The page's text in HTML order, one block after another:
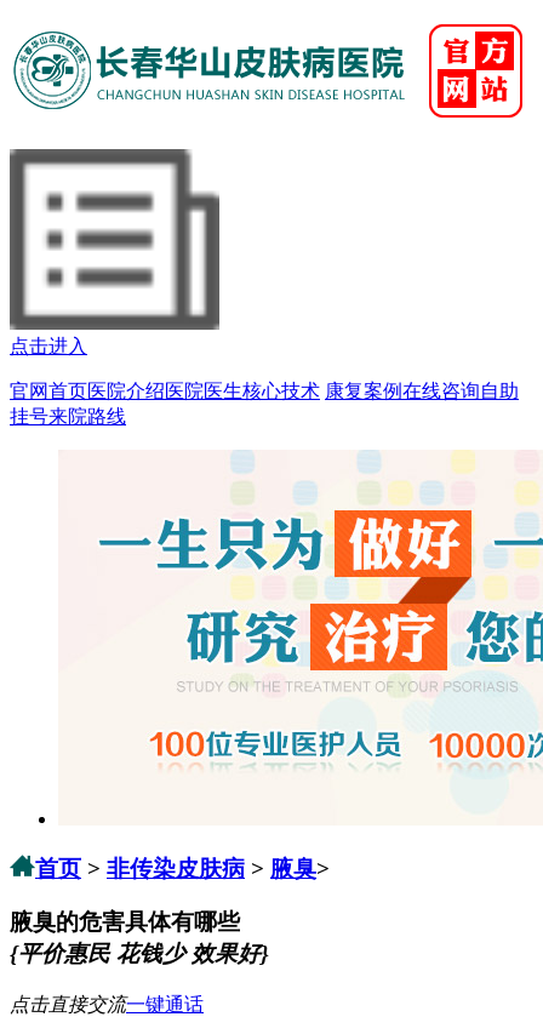
点击进入
官网首页医院介绍医院医生核心技术 康复案例在线咨询自助
挂号来院路线
首页 > 非传染皮肤病 > 腋臭>
腋臭的危害具体有哪些
{平价惠民 花钱少 效果好}
点击直接交流一键通话